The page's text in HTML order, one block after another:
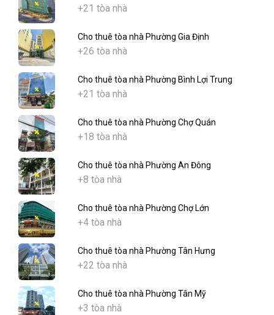
+21 tòa nhà
Cho thuê tòa nhà Phường Gia Định
+26 tòa nhà
Cho thuê tòa nhà Phường Bình Lợi Trung
+21 tòa nhà
Cho thuê tòa nhà Phường Chợ Quán
+18 tòa nhà
Cho thuê tòa nhà Phường An Đông
+8 tòa nhà
Cho thuê tòa nhà Phường Chợ Lớn
+4 tòa nhà
Cho thuê tòa nhà Phường Tân Hưng
+22 tòa nhà
Cho thuê tòa nhà Phường Tân Mỹ
+3 tòa nhà